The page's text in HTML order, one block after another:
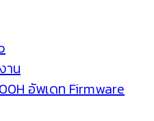
าน
อัพเดท Firmware